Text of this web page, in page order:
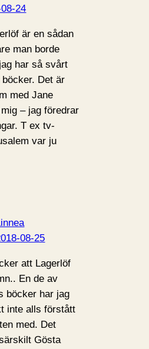
24
är en sådan
man borde
har så svårt
Det är
med Jane
– jag föredrar
T ex tv-
var ju
08-25
att Lagerlöf
En de av
böcker har jag
inte alls förstått
med. Det
Gösta